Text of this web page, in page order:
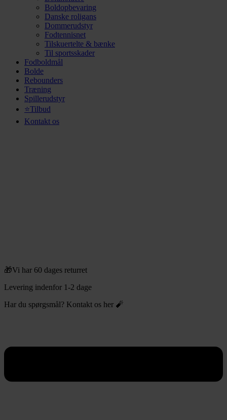
Boldopbevaring
Danske roligans
Dommerudstyr
Fodtennisnet
Tilskuertelte & bænke
Til sportsskader
Fodboldmål
Bolde
Rebounders
Træning
Spillerudstyr
⭐Tilbud
Kontakt os
🎁Vi har 60 dages returret
Levering indenfor 1-2 dage
Har du spørgsmål? Kontakt os her 🧨